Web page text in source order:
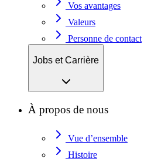
Vos avantages
Valeurs
Personne de contact
Jobs et Carrière
À propos de nous
Vue d’ensemble
Histoire